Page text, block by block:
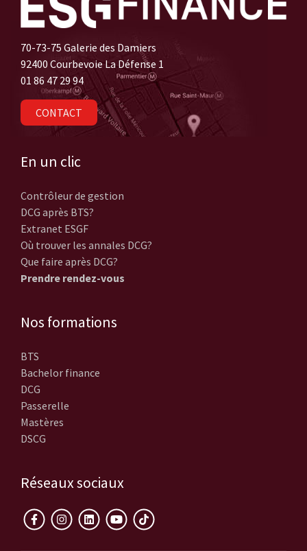
70-73-75 Galerie des Damiers
92400 Courbevoie La Défense 1
01 86 47 29 94
CONTACT
En un clic
Contrôleur de gestion
DCG après BTS?
Extranet ESGF
Où trouver les annales DCG?
Que faire après DCG?
Prendre rendez-vous
Nos formations
BTS
Bachelor finance
DCG
Passerelle
Mastères
DSCG
Réseaux sociaux